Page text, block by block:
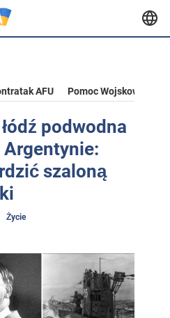
AFU Pomoc Wojskowa Dla
podwodna
szaloną
Życie